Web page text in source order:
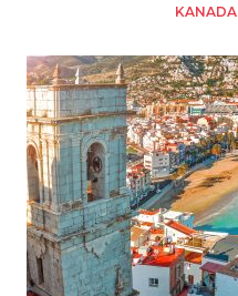
KANADA